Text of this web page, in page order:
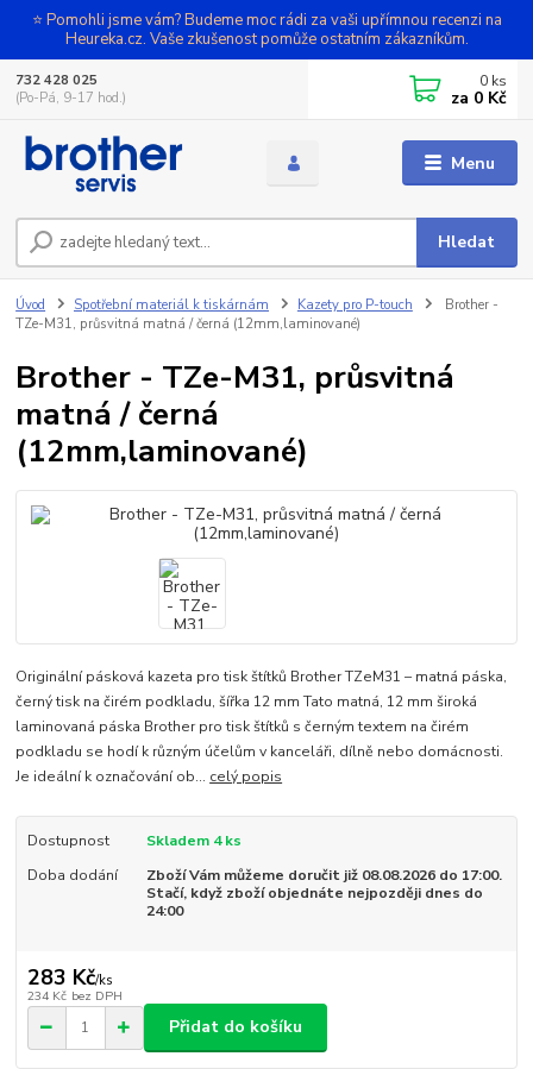
⭐ Pomohli jsme vám? Budeme moc rádi za vaši upřímnou recenzi na
Heureka.cz. Vaše zkušenost pomůže ostatním zákazníkům.
Menu
Hledat
732 428 025
(Po-Pá, 9-17 hod.)
0 ks
za 0 Kč
Úvod Spotřební materiál k tiskárnám Kazety pro P-touch
Brother -
TZe-M31, průsvitná matná / černá (12mm,laminované)
Brother - TZe-M31, průsvitná
matná / černá
(12mm,laminované)
Originální pásková kazeta pro tisk štítků Brother TZeM31 – matná páska,
černý tisk na čirém podkladu, šířka 12 mm Tato matná, 12 mm široká
laminovaná páska Brother pro tisk štítků s černým textem na čirém
podkladu se hodí k různým účelům v kanceláři, dílně nebo domácnosti.
Je ideální k označování ob... celý popis
Dostupnost
Skladem 4 ks
Doba dodání
Zboží Vám můžeme doručit již 08.08.2026 do 17:00.
Stačí, když zboží objednáte nejpozději dnes do
24:00
283 Kč/ks
234 Kč bez DPH
Přidat do košíku